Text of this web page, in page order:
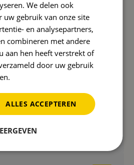
strategie
vragen
We delen ook
uw gebruik van onze site
en analysepartners,
combineren met andere
aan hen heeft verstrekt of
door uw gebruik
ALLES ACCEPTEREN